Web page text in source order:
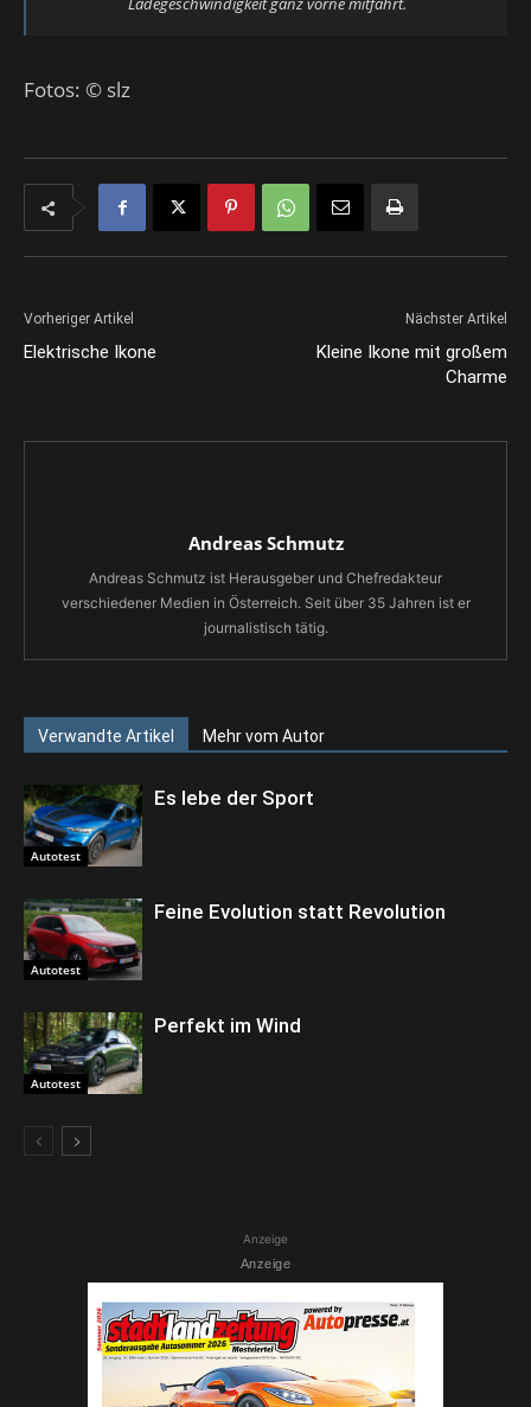
Fotos: © slz
Vorheriger Artikel
Elektrische Ikone
Nächster Artikel
Kleine Ikone mit großem
Charme
Andreas Schmutz
Andreas Schmutz ist Herausgeber und Chefredakteur
verschiedener Medien in Österreich. Seit über 35 Jahren ist er
journalistisch tätig.
Verwandte Artikel Mehr vom Autor
Autotest
Es lebe der Sport
Autotest
Feine Evolution statt Revolution
Autotest
Perfekt im Wind
Anzeige
Anzeige